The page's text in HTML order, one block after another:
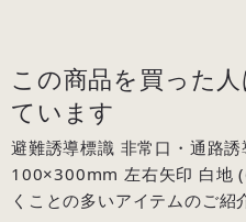
この商品を買った
ています
避難誘導標識 非常口・通路
100×300mm 左右矢印 白地
くことの多いアイテムのご紹